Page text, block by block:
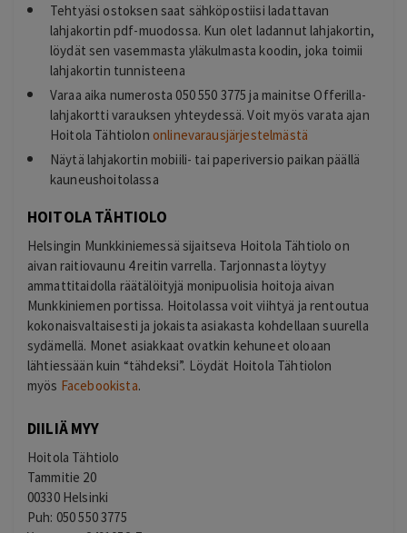
Tehtyäsi ostoksen saat sähköpostiisi ladattavan
lahjakortin pdf-muodossa. Kun olet ladannut lahjakortin,
löydät sen vasemmasta yläkulmasta koodin, joka toimii
lahjakortin tunnisteena
Varaa aika numerosta 050 550 3775 ja mainitse Offerilla-
lahjakortti varauksen yhteydessä. Voit myös varata ajan
Hoitola Tähtiolon onlinevarausjärjestelmästä
Näytä lahjakortin mobiili- tai paperiversio paikan päällä
kauneushoitolassa
HOITOLA TÄHTIOLO
Helsingin Munkkiniemessä sijaitseva Hoitola Tähtiolo on
aivan raitiovaunu 4 reitin varrella. Tarjonnasta löytyy
ammattitaidolla räätälöityjä monipuolisia hoitoja aivan
Munkkiniemen portissa. Hoitolassa voit viihtyä ja rentoutua
kokonaisvaltaisesti ja jokaista asiakasta kohdellaan suurella
sydämellä. Monet asiakkaat ovatkin kehuneet oloaan
lähtiessään kuin “tähdeksi”. Löydät Hoitola Tähtiolon
myös Facebookista.
DIILIÄ MYY
Hoitola Tähtiolo
Tammitie 20
00330 Helsinki
Puh: 050 550 3775